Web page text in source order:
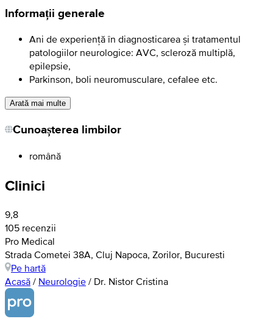
Informații generale
Ani de experiență în diagnosticarea și tratamentul
patologiilor neurologice: AVC, scleroză multiplă,
epilepsie,
Parkinson, boli neuromusculare, cefalee etc.
Arată mai multe
Cunoașterea limbilor
română
Clinici
9,8
105 recenzii
Pro Medical
Strada Cometei 38A, Cluj Napoca, Zorilor, Bucuresti
Pe hartă
Acasă / Neurologie / Dr. Nistor Cristina